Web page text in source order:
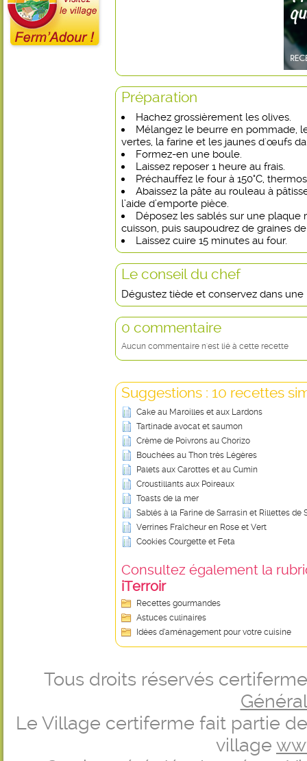
Préparation
Hachez grossièrement les olives.
Mélangez le beurre en pommade,
vertes, la farine et les jaunes d'œufs
Formez-en une boule.
Laissez reposer 1 heure au frais.
Préchauffez le four à 150°C,
Abaissez la pâte au rouleau à
l’aide d’emporte pièce.
Déposez les sablés sur une plaque
cuisson, puis saupoudrez de graines
Laissez cuire 15 minutes au four.
Le conseil du chef
Dégustez tiède et conservez dans
0 commentaire
Aucun commentaire n'est lié à cette recette
Suggestions : 10 recettes
Cake au Maroilles et aux Lardons
Tartinade avocat et saumon
Crème de Poivrons au Chorizo
Bouchées au Thon très Légères
Palets aux Carottes et au Cumin
Croustillants aux Poireaux
Toasts de la mer
Sablés à la Farine de Sarrasin et Rillettes de
Verrines Fraîcheur en Rose et Vert
Cookies Courgette et Feta
Consultez également la
iTerroir
Recettes gourmandes
Astuces culinaires
Idées d’aménagement pour votre cuisine
Tous droits réservés
Le Village certiferme fait partie
village